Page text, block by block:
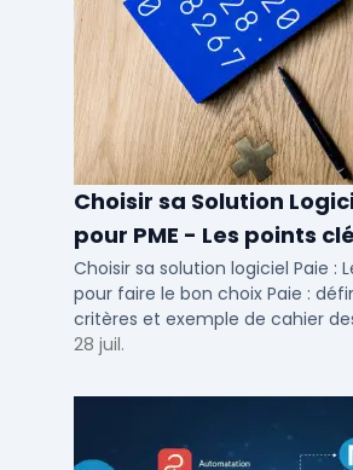
Choisir sa Solution
pour PME - Les points
Choisir sa solution logiciel Paie :
pour faire le bon choix Paie :
critères et exemple de cahier
28 juil.